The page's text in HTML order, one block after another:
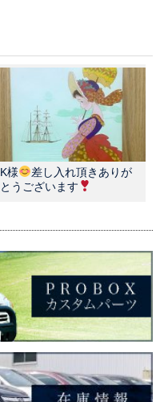
K様
差し入れ頂きありが
とうございます